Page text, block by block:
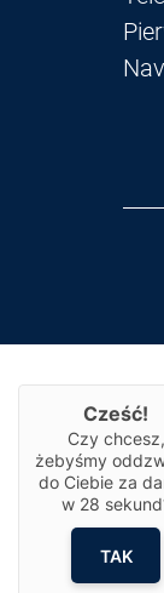
Cześć!
Czy chcesz,
żebyśmy
do Ciebie za
w 28
TAK